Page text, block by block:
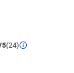
et le musée de
Le lendemain,
et les avenues
l’Empire State
musée du 11
Appréciez
le souhaitez, en
5(24)